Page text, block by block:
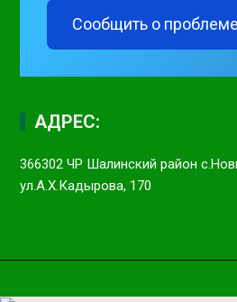
Сообщить о проблеме
АДРЕС:
366302 ЧР Шалинский район
ул.А.Х.Кадырова, 170